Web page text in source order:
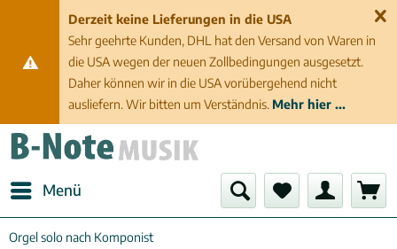
Derzeit keine Lieferungen in die USA
Sehr geehrte Kunden, DHL hat den Versand von Waren in
die USA wegen der neuen Zollbedingungen ausgesetzt.
Daher können wir in die USA vorübergehend nicht
ausliefern. Wir bitten um Verständnis. Mehr hier ...
Menü
Orgel solo nach Komponist